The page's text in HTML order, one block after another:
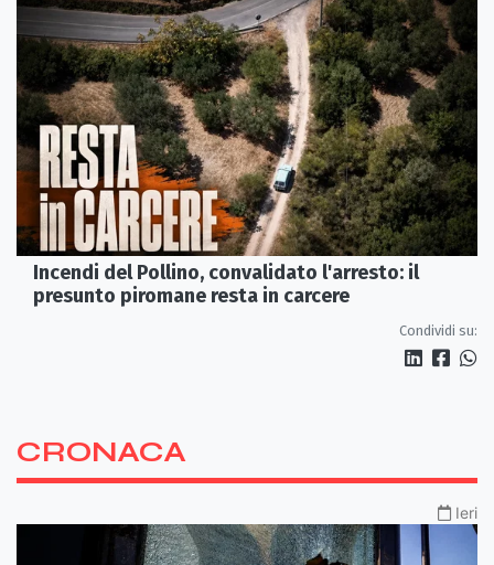
Incendi del Pollino, convalidato l'arresto: il
presunto piromane resta in carcere
Condividi su:
CRONACA
Ieri